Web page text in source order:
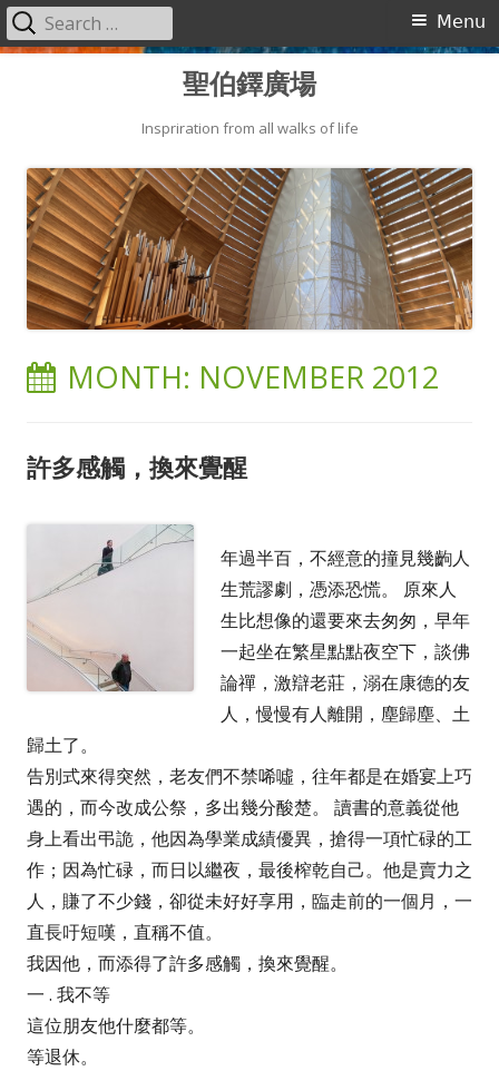
聖伯鐸廣場
Inspriration from all walks of life
Primary
Menu
Search
for:
MONTH: NOVEMBER 2012
許多感觸，換來覺醒
年過半百，不經意的撞見幾齣人
生荒謬劇，憑添恐慌。 原來人
生比想像的還要來去匆匆，早年
一起坐在繁星點點夜空下，談佛
論禪，激辯老莊，溺在康德的友
人，慢慢有人離開，塵歸塵、土
歸土了。
告別式來得突然，老友們不禁唏噓，往年都是在婚宴上巧
遇的，而今改成公祭，多出幾分酸楚。 讀書的意義從他
身上看出弔詭，他因為學業成績優異，搶得一項忙碌的工
作；因為忙碌，而日以繼夜，最後榨乾自己。他是賣力之
人，賺了不少錢，卻從未好好享用，臨走前的一個月，一
直長吁短嘆，直稱不值。
我因他，而添得了許多感觸，換來覺醒。
一 . 我不等
這位朋友他什麼都等。
等退休。